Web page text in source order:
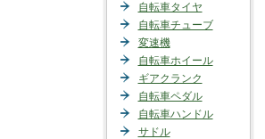
自転車タイヤ
自転車チューブ
変速機
自転車ホイール
ギアクランク
自転車ペダル
自転車ハンドル
サドル